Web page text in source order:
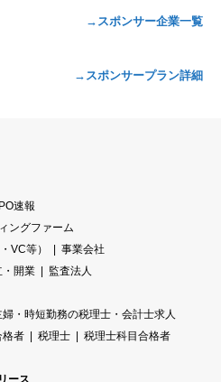
→スポンサー企業一覧
→スポンサープラン詳細
速報
ングファーム
VC等）
事業会社
・開業
監査法人
婦・時短勤務の税理士・会計士求人
格者 税理士
税理士科目合格者
ース